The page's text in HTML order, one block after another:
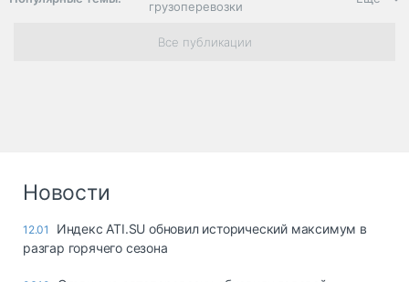
грузоперевозки
Региональная
логистика
опасные грузы
Все публикации
Новости
12.01
Индекс ATI.SU обновил исторический максимум в
разгар горячего сезона